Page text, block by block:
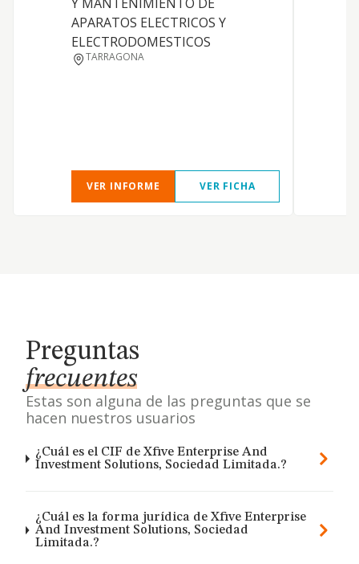
APARATOS ELECTRICOS Y
ELECTRODOMESTICOS
TARRAGONA
VER INFORME VER FICHA
Preguntas
frecuentes
Estas son alguna de las preguntas que se
hacen nuestros usuarios
¿Cuál es el CIF de Xfive Enterprise And
Investment Solutions, Sociedad Limitada.?
¿Cuál es la forma jurídica de Xfive Enterprise
And Investment Solutions, Sociedad
Limitada.?